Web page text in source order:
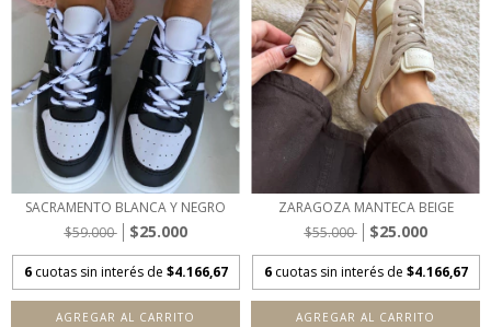
SACRAMENTO BLANCA Y NEGRO
$59.000
$25.000
6 cuotas sin interés de $4.166,67
AGREGAR AL CARRITO
ZARAGOZA MANTECA BEIGE
$55.000
$25.000
6 cuotas sin interés de $4.166,67
AGREGAR AL CARRITO